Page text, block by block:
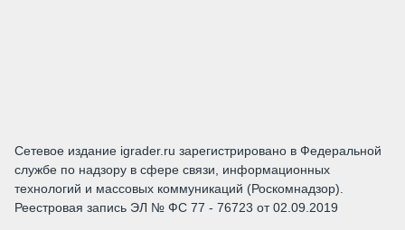
Сетевое издание igrader.ru зарегистрировано в Федеральной
службе по надзору в сфере связи, информационных
технологий и массовых коммуникаций (Роскомнадзор).
Реестровая запись ЭЛ № ФС 77 - 76723 от 02.09.2019